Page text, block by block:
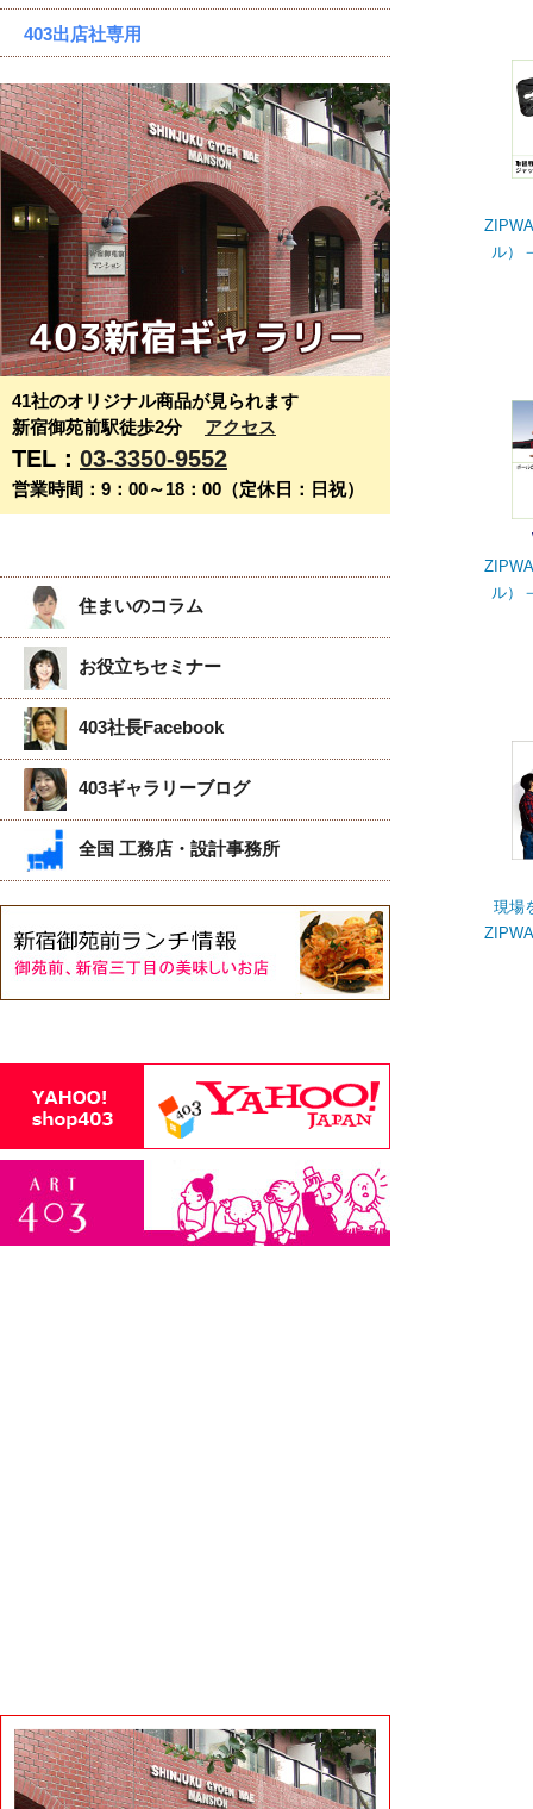
403出店社専用
41社のオリジナル商品が見られます
新宿御苑前駅徒歩2分 アクセス
TEL： 03-3350-9552
営業時間：9：00～18：00（定休日：日祝）
住まいのコラム
お役立ちセミナー
403社長Facebook
403ギャラリーブログ
全国 工務店・設計事務所
ル）
ル）
現場